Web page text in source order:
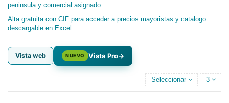
peninsula y comercial asignado.
Alta gratuita con CIF para acceder a precios mayoristas y catalogo
descargable en Excel.
Vista web NUEVO Vista Pro→
Seleccionar 3